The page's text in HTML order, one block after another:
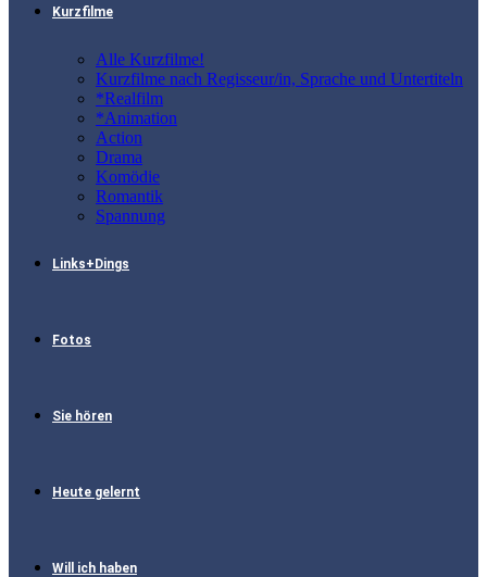
Kurzfilme
Alle Kurzfilme!
Kurzfilme nach Regisseur/in, Sprache und Untertiteln
*Realfilm
*Animation
Action
Drama
Komödie
Romantik
Spannung
Links+Dings
Fotos
Sie hören
Heute gelernt
Will ich haben